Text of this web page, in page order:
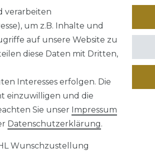
Widerrufs­recht
verarbeiten
um z.B. Inhalte und
auf unsere Website zu
diese Daten mit Dritten,
Interesses erfolgen. Die
einzuwilligen und die
Sie unser Impressum
Daten­schutz­erklärung.
Wunschzustellung